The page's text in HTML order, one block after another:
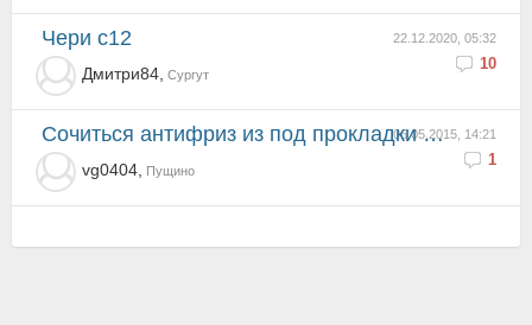
22.12.2020, 05:32
10
чери с12
Дмитри84, Сургут
06.05.2015, 14:21
1
сочиться антифриз из под прокладки блока двигателя
vg0404, Пущино